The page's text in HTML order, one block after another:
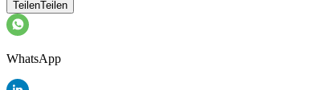
TeilenTeilen
WhatsApp